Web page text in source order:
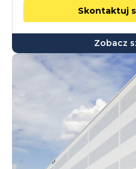
Skontaktuj
Zobacz